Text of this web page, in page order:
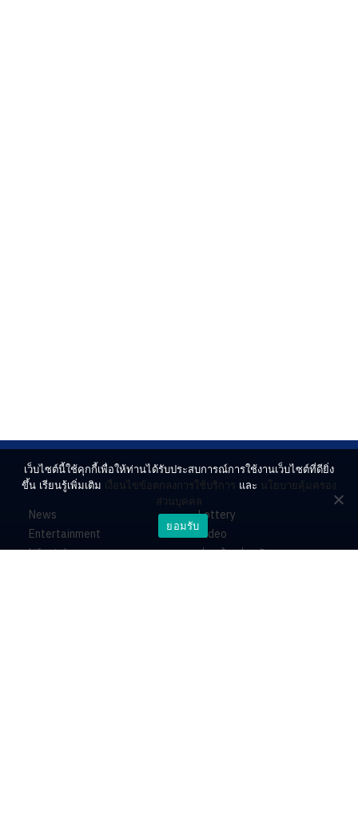
News
Entertainment
Lifestyle
Lottery
Video
ร่วมด้วยช่วยกัน
เว็บไซต์นี้ใช้คุกกี้เพื่อให้ท่านได้รับประสบการณ์การใช้งานเว็บไซต์ที่ดียิ่ง
ขึ้น เรียนรู้เพิ่มเติม เงื่อนไขข้อตกลงการใช้บริการ และ นโยบายคุ้มครอง
ส่วนบุคคล
ยอมรับ